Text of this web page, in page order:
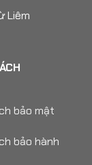
Liêm
bảo mật
bảo hành